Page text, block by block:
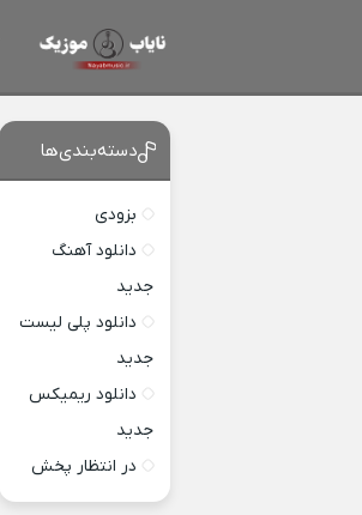
دسته‌بندی‌ها
بزودی
دانلود آهنگ
جدید
دانلود پلی لیست
جدید
دانلود ریمیکس
جدید
در انتظار پخش